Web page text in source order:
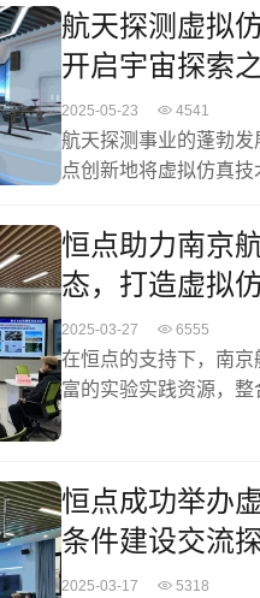
仿真技术作为信息技
域，赋能实验教学高质
合理想信念教育、实现
化资源配置与管理，虚
破精神的新质人才，
航天探测虚拟
开启宇宙探索
2025-05-23 4541
航天探测事业的蓬勃
点创新地将虚拟仿真
通过虚拟仿真技术，
学生可沉浸式体验航
作原理；参与虚拟任务
这种沉浸式体验让学生
果。
恒点助力南京
态，打造虚拟
2025-03-27 6555
在恒点的支持下，南
富的实验实践资源，
不断推动学生工程素
恒点成功举办
条件建设交流
2025-03-17 5318